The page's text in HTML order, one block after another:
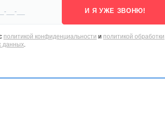
И Я УЖЕ ЗВОНЮ!
политикой конфиденциальности и политикой обработки
данных.